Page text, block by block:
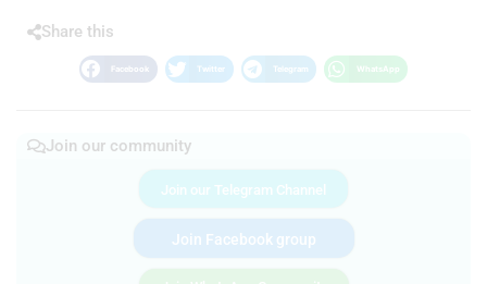
Share this
Facebook Twitter Telegram WhatsApp
Join our community
Join our Telegram Channel
Join Facebook group